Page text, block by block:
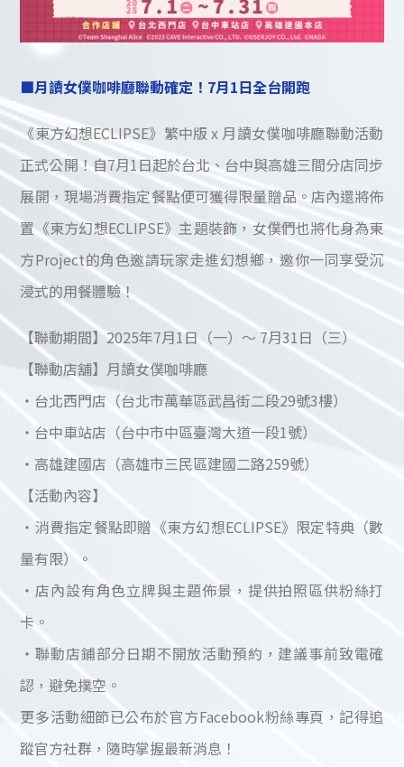
■月讀女僕咖啡廳聯動確定！7月1日全台開跑
《東方幻想ECLIPSE》繁中版 x 月讀女僕咖啡廳聯動活動
正式公開！自7月1日起於台北、台中與高雄三間分店同步
展開，現場消費指定餐點便可獲得限量贈品。店內還將佈
置《東方幻想ECLIPSE》主題裝飾，女僕們也將化身為東
方Project的角色邀請玩家走進幻想鄉，邀你一同享受沉
浸式的用餐體驗！
【聯動期間】2025年7月1日（一）～ 7月31日（三）
【聯動店舖】月讀女僕咖啡廳
・台北西門店（台北市萬華區武昌街二段29號3樓）
・台中車站店（台中市中區臺灣大道一段1號）
・高雄建國店（高雄市三民區建國二路259號）
【活動內容】
・消費指定餐點即贈《東方幻想ECLIPSE》限定特典（數
量有限）。
・店內設有角色立牌與主題佈景，提供拍照區供粉絲打
卡。
・聯動店鋪部分日期不開放活動預約，建議事前致電確
認，避免撲空。
更多活動細節已公布於官方Facebook粉絲專頁，記得追
蹤官方社群，隨時掌握最新消息！